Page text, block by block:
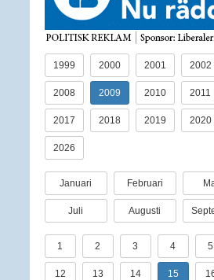
1999 2000 2001 2002
2008 2009 2010 2011
2017 2018 2019 2020
2026
Januari Februari
Juli Augusti
1 2 3 4 5
12 13 14 15